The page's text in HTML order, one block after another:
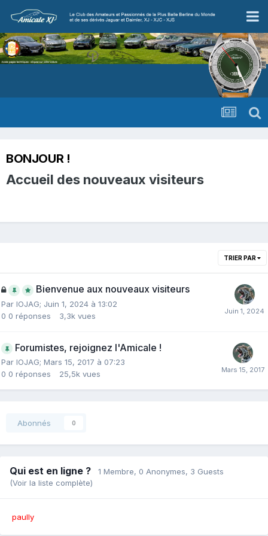
BONJOUR !
Accueil des nouveaux visiteurs
TRIER PAR
Bienvenue aux nouveaux visiteurs
Par IOJAG; Juin 1, 2024 à 13:02
0 0 réponses 3,3k vues
Forumistes, rejoignez l'Amicale !
Par IOJAG; Mars 15, 2017 à 07:23
0 0 réponses 25,5k vues
Abonnés 0
Qui est en ligne ? 1 Membre, 0 Anonymes, 3 Guests
(Voir la liste complète)
paully